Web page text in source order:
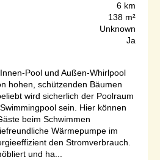
6 km
138 m²
Unknown
Ja
Pool und Außen-Whirlpool
hohen, schützenden Bäumen
wird sicherlich der Poolraum
sein. Hier können
beim Schwimmen
Wärmepumpe im
den Stromverbrauch.
und ha...